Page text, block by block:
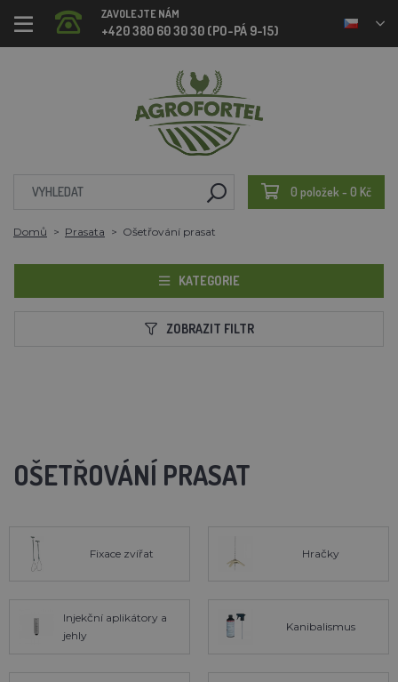
ZAVOLEJTE NÁM
+420 380 60 30 30 (PO-PÁ 9-15)
0 položek - 0 Kč
Domů Prasata Ošetřování prasat
KATEGORIE
ZOBRAZIT FILTR
OŠETŘOVÁNÍ PRASAT
Fixace zvířat Hračky
Injekční aplikátory a
jehly
Kanibalismus